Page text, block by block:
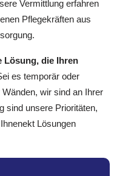
Vermittlung erfahren
Pflegekräften aus
Lösung, die Ihren
es temporär oder
wir sind an Ihrer
sind unsere Prioritäten,
Lösungen